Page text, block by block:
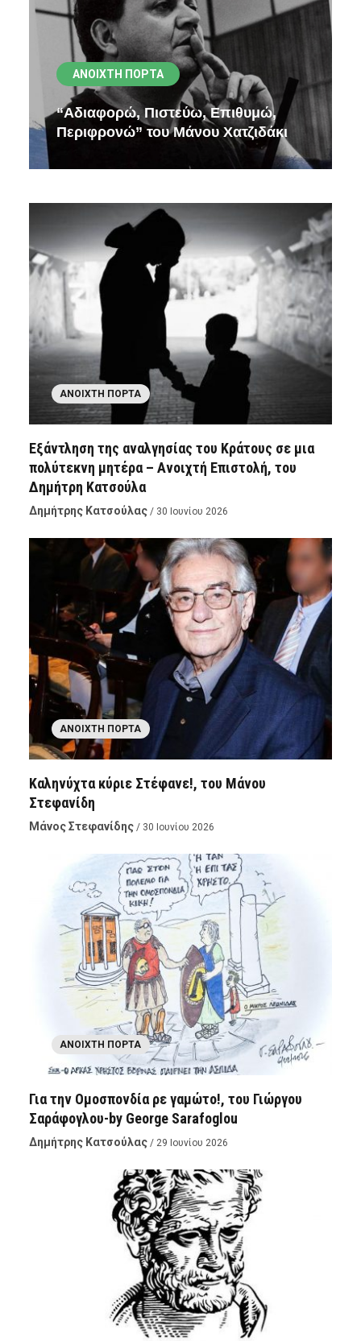
ΑΝΟΙΧΤΉ ΠΌΡΤΑ
“Αδιαφορώ, Πιστεύω, Επιθυμώ,
Περιφρονώ” του Μάνου Χατζιδάκι
ΑΝΟΙΧΤΉ ΠΌΡΤΑ
Εξάντληση της αναλγησίας του Κράτους σε μια
πολύτεκνη μητέρα – Ανοιχτή Επιστολή, του
Δημήτρη Κατσούλα
Δημήτρης Κατσούλας / 30 Ιουνίου 2026
ΑΝΟΙΧΤΉ ΠΌΡΤΑ
Καληνύχτα κύριε Στέφανε!, του Μάνου
Στεφανίδη
Μάνος Στεφανίδης / 30 Ιουνίου 2026
ΑΝΟΙΧΤΉ ΠΌΡΤΑ
Για την Ομοσπονδία ρε γαμώτο!, του Γιώργου
Σαράφογλου-by George Sarafoglou
Δημήτρης Κατσούλας / 29 Ιουνίου 2026